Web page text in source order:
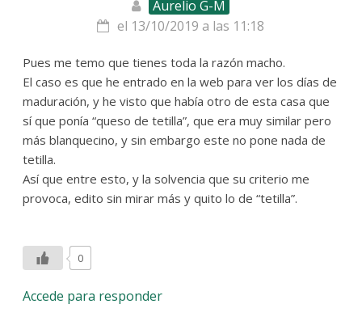
Aurelio G-M
el 13/10/2019 a las 11:18
Pues me temo que tienes toda la razón macho.
El caso es que he entrado en la web para ver los días de
maduración, y he visto que había otro de esta casa que
sí que ponía “queso de tetilla”, que era muy similar pero
más blanquecino, y sin embargo este no pone nada de
tetilla.
Así que entre esto, y la solvencia que su criterio me
provoca, edito sin mirar más y quito lo de “tetilla”.
0
Accede para responder